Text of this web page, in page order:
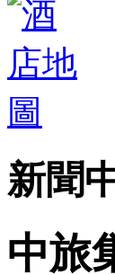
新聞
中旅